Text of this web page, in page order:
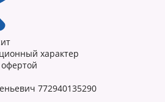
характер
772940135290